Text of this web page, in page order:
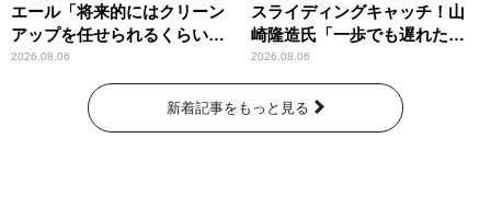
エール「将来的にはクリーン
アップを任せられるくらいま
では成長して」
2026.08.06
スライディングキャッチ！山
崎隆造氏「一歩でも遅れた
ら…」
2026.08.06
新着記事をもっと見る